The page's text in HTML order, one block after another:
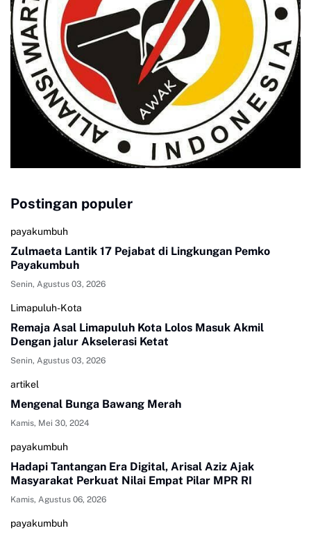
Postingan populer
payakumbuh
Zulmaeta Lantik 17 Pejabat di Lingkungan Pemko
Payakumbuh
Senin, Agustus 03, 2026
Limapuluh-Kota
Remaja Asal Limapuluh Kota Lolos Masuk Akmil
Dengan jalur Akselerasi Ketat
Senin, Agustus 03, 2026
artikel
Mengenal Bunga Bawang Merah
Kamis, Mei 30, 2024
payakumbuh
Hadapi Tantangan Era Digital, Arisal Aziz Ajak
Masyarakat Perkuat Nilai Empat Pilar MPR RI
Kamis, Agustus 06, 2026
payakumbuh